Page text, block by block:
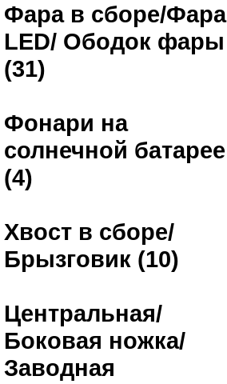
Фара в сборе/Фара
LED/ Ободок фары
(31)
Фонари на
солнечной батарее
(4)
Хвост в сборе/
Брызговик (10)
Центральная/
Боковая ножка/
Заводная